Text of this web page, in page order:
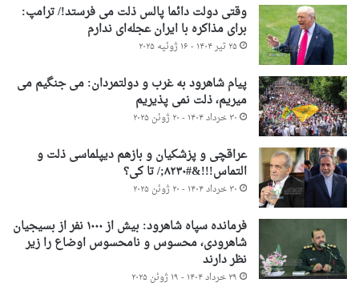
وقتی دولت دائما پالس ذلت می فرستد!/ ترامپ:
برای مذاکره با ایران عجله‌ای ندارم
۲۵ تیر ۱۴۰۴ - ۱۶ ژوئیه ۲۰۲۵
پیام شاهرود به غرب و دولتمردان: می جنگیم می
میریم، ذلت نمی پذیریم
۳۰ خرداد ۱۴۰۴ - ۲۰ ژوئن ۲۰۲۵
عراقچی و پزشکیان و بازهم دیپلماسی ذلت و
التماس!!!&#۸۲۳۰;/ تا کی؟
۳۰ خرداد ۱۴۰۴ - ۲۰ ژوئن ۲۰۲۵
فرمانده سپاه شاهرود: بیش از ۱۰۰۰ نفر از بسیجیان
شاهرودی، محسوس و نامحسوس اوضاع را زیر
نظر دارند
۲۹ خرداد ۱۴۰۴ - ۱۹ ژوئن ۲۰۲۵